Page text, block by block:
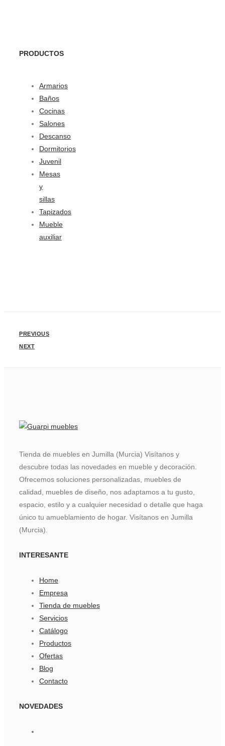
PRODUCTOS
Armarios
Baños
Cocinas
Salones
Descanso
Dormitorios
Juvenil
Mesas
y
sillas
Tapizados
Mueble
auxiliar
PREVIOUS
NEXT
Tienda de muebles en Jumilla (Murcia) Visítanos y
descubre todas las novedades en mueble y decoración.
Ofrecemos soluciones personalizadas, muebles de
calidad, muebles de diseño, nos adaptamos a tu gusto,
espacio, estilo y a cualquier necesidad o detalle que haga
único tu amueblamiento de hogar. Visítanos en Jumilla
(Murcia).
INTERESANTE
Home
Empresa
Tienda de muebles
Servicios
Catálogo
Productos
Ofertas
Blog
Contacto
NOVEDADES